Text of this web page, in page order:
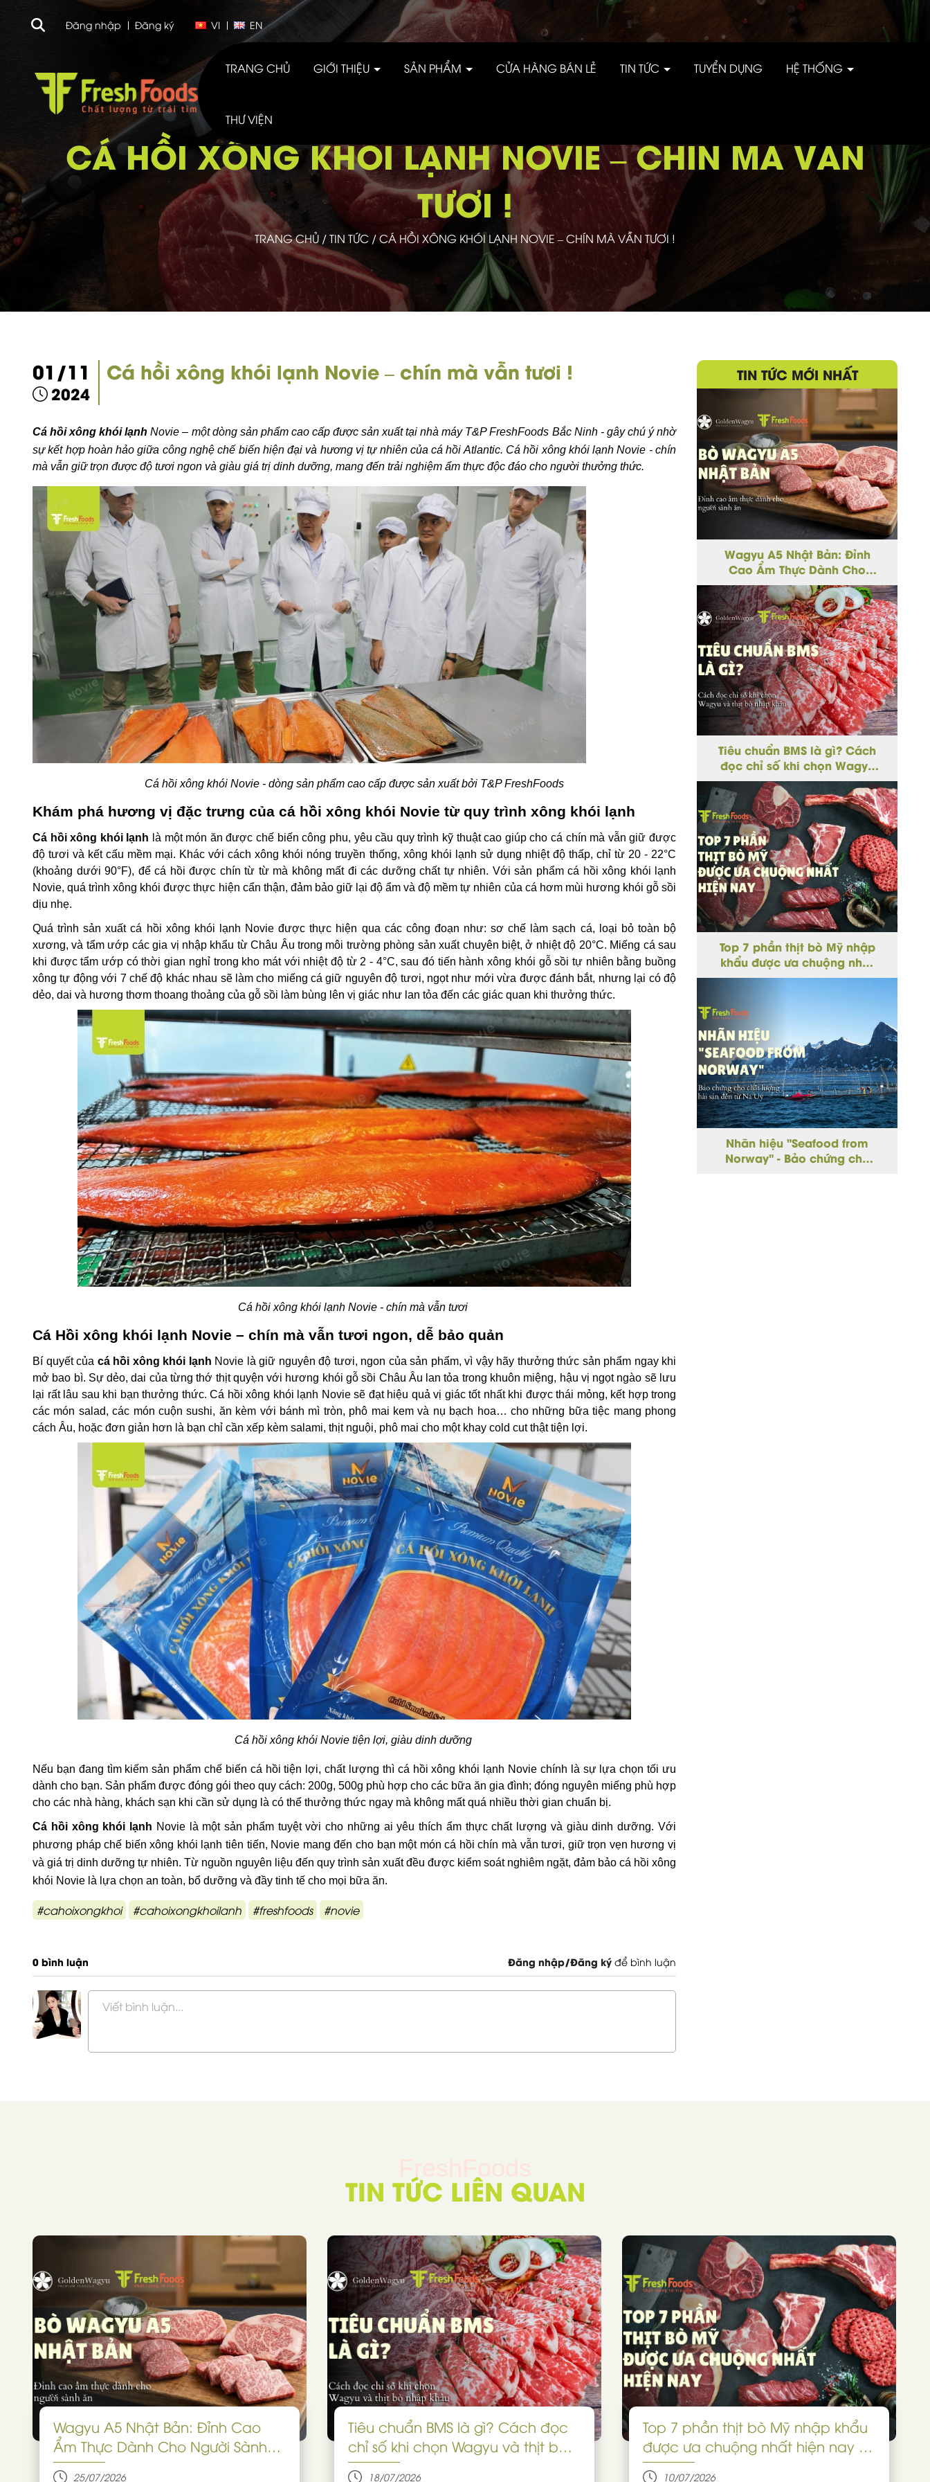
Đăng nhập Đăng ký VI EN
TRANG CHỦ GIỚI THIỆU SẢN PHẨM CỬA HÀNG BÁN LẺ TIN TỨC TUYỂN DỤNG HỆ THỐNG
THƯ VIỆN
CÁ HỒI XÔNG KHÓI LẠNH NOVIE – CHÍN MÀ VẪN
TƯƠI !
TRANG CHỦ /TIN TỨC /CÁ HỒI XÔNG KHÓI LẠNH NOVIE – CHÍN MÀ VẪN TƯƠI !
01/11
2024
Cá hồi xông khói lạnh Novie – chín mà vẫn tươi !
Cá hồi xông khói lạnh Novie – một dòng sản phẩm cao cấp được sản xuất tại nhà máy T&P FreshFoods Bắc Ninh - gây chú ý nhờ
sự kết hợp hoàn hảo giữa công nghệ chế biến hiện đại và hương vị tự nhiên của cá hồi Atlantic. Cá hồi xông khói lạnh Novie - chín
mà vẫn giữ trọn được độ tươi ngon và giàu giá trị dinh dưỡng, mang đến trải nghiệm ẩm thực độc đáo cho người thưởng thức.
Cá hồi xông khói Novie - dòng sản phẩm cao cấp được sản xuất bởi T&P FreshFoods
Khám phá hương vị đặc trưng của cá hồi xông khói Novie từ quy trình xông khói lạnh
Cá hồi xông khói lạnh là một món ăn được chế biến công phu, yêu cầu quy trình kỹ thuật cao giúp cho cá chín mà vẫn giữ được
độ tươi và kết cấu mềm mại. Khác với cách xông khói nóng truyền thống, xông khói lạnh sử dụng nhiệt độ thấp, chỉ từ 20 - 22°C
(khoảng dưới 90°F), để cá hồi được chín từ từ mà không mất đi các dưỡng chất tự nhiên. Với sản phẩm cá hồi xông khói lạnh
Novie, quá trình xông khói được thực hiện cẩn thận, đảm bảo giữ lại độ ẩm và độ mềm tự nhiên của cá hơm mùi hương khói gỗ sồi
dịu nhẹ.
Quá trình sản xuất cá hồi xông khói lạnh Novie được thực hiện qua các công đoạn như: sơ chế làm sạch cá, loại bỏ toàn bộ
xương, và tẩm ướp các gia vị nhập khẩu từ Châu Âu trong môi trường phòng sản xuất chuyên biệt, ở nhiệt độ 20°C. Miếng cá sau
khi được tẩm ướp có thời gian nghỉ trong kho mát với nhiệt độ từ 2 - 4°C, sau đó tiến hành xông khói gỗ sồi tự nhiên bằng buồng
xông tự động với 7 chế độ khác nhau sẽ làm cho miếng cá giữ nguyên độ tươi, ngọt như mới vừa được đánh bắt, nhưng lại có độ
dẻo, dai và hương thơm thoang thoảng của gỗ sồi làm bùng lên vị giác như lan tỏa đến các giác quan khi thưởng thức.
Cá hồi xông khói lạnh Novie - chín mà vẫn tươi
Cá Hồi xông khói lạnh Novie – chín mà vẫn tươi ngon, dễ bảo quản
Bí quyết của cá hồi xông khói lạnh Novie là giữ nguyên độ tươi, ngon của sản phẩm, vì vậy hãy thưởng thức sản phẩm ngay khi
mở bao bì. Sự dẻo, dai của từng thớ thịt quyện với hương khói gỗ sồi Châu Âu lan tỏa trong khuôn miệng, hậu vị ngọt ngào sẽ lưu
lại rất lâu sau khi bạn thưởng thức. Cá hồi xông khói lạnh Novie sẽ đạt hiệu quả vị giác tốt nhất khi được thái mỏng, kết hợp trong
các món salad, các món cuộn sushi, ăn kèm với bánh mì tròn, phô mai kem và nụ bạch hoa… cho những bữa tiệc mang phong
cách Âu, hoặc đơn giản hơn là bạn chỉ cần xếp kèm salami, thịt nguội, phô mai cho một khay cold cut thật tiện lợi.
Cá hồi xông khói Novie tiện lợi, giàu dinh dưỡng
Nếu bạn đang tìm kiếm sản phẩm chế biến cá hồi tiện lợi, chất lượng thì cá hồi xông khói lạnh Novie chính là sự lựa chọn tối ưu
dành cho bạn. Sản phẩm được đóng gói theo quy cách: 200g, 500g phù hợp cho các bữa ăn gia đình; đóng nguyên miếng phù hợp
cho các nhà hàng, khách sạn khi cần sử dụng là có thể thưởng thức ngay mà không mất quá nhiều thời gian chuẩn bị.
Cá hồi xông khói lạnh Novie là một sản phẩm tuyệt vời cho những ai yêu thích ẩm thực chất lượng và giàu dinh dưỡng. Với
phương pháp chế biến xông khói lạnh tiên tiến, Novie mang đến cho bạn một món cá hồi chín mà vẫn tươi, giữ trọn vẹn hương vị
và giá trị dinh dưỡng tự nhiên. Từ nguồn nguyên liệu đến quy trình sản xuất đều được kiểm soát nghiêm ngặt, đảm bảo cá hồi xông
khói Novie là lựa chọn an toàn, bổ dưỡng và đầy tinh tế cho mọi bữa ăn.
#cahoixongkhoi #cahoixongkhoilanh #freshfoods #novie
0 bình luận Đăng nhập/Đăng ký để bình luận
Viết bình luận...
TIN TỨC MỚI NHẤT
Wagyu A5 Nhật Bản: Đỉnh
Cao Ẩm Thực Dành Cho
Người Sành Ăn
Tiêu chuẩn BMS là gì? Cách
đọc chỉ số khi chọn Wagyu
và thịt bò nhập khẩu
Top 7 phần thịt bò Mỹ nhập
khẩu được ưa chuộng nhất
hiện nay - Chọn đúng phần
Nhãn hiệu "Seafood from
Norway" - Bảo chứng cho
TIN TỨC LIÊN QUAN
Wagyu A5 Nhật Bản: Đỉnh Cao
Ẩm Thực Dành Cho Người Sành
Ăn
25/07/2026
Tiêu chuẩn BMS là gì? Cách đọc
chỉ số khi chọn Wagyu và thịt bò
nhập khẩu
18/07/2026
Top 7 phần thịt bò Mỹ nhập khẩu
được ưa chuộng nhất hiện nay -
Chọn đúng phần thịt cho từng
10/07/2026